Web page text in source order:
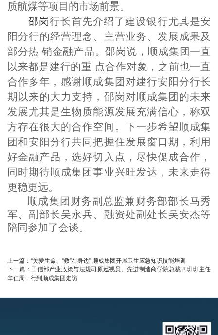
质航煤等项目的市场前景。
邵岗行长首先介绍了建设银行尤其是安
阳分行的经营理念、主营业务、发展成果及
部分热 销金融产品。邵岗说，顺成集团一直
以来都是建行的重 点合作对象，之前也一直
合作多年，感谢顺成集团对建行安阳分行长
期以来的大力支持，邵岗对顺成集团的未来
发展尤其是生物质能源发展充满信心，称双
方存在很大的合作空间。下一步希望顺成集
团和安阳分行共同把握住发展窗口期，利用
好金融产品，选好切入点，尽快促成合作，
同时期待顺成集团事业兴旺发达，未来走得
更稳更远。
顺成集团财务副总监兼财务部部长马秀
军、副部长吴永兵、融资处副处长吴安杰等
陪同参加了会谈。
上一篇： “关爱生命、“救”在身边” 顺成集团开展卫生应急知识技能培训
下一篇：工信部产业政策与法规司原巡视员、先进制造商学院总裁四班班主任
辛仁周一行到顺成集团走访